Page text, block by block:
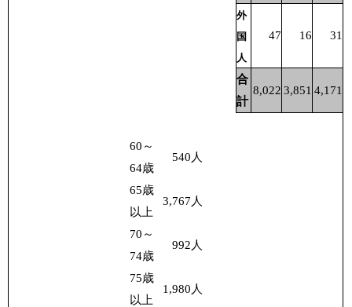
外
国
人
47 16 31
合
計
8,022 3,851 4,171
60～
64歳
540 人
65歳
以上
3,767 人
70～
74歳
992 人
75歳
以上
1,980 人